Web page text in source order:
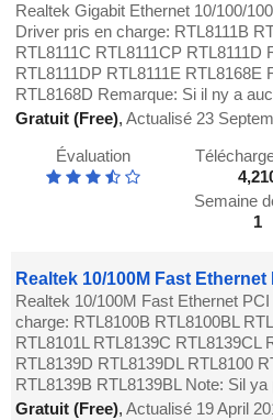
Realtek Gigabit Ethernet 10/100/
Driver pris en charge: RTL8111B
RTL8111C RTL8111CP RTL8111D
RTL8111DP RTL8111E RTL8168E
RTL8168D Remarque: Si il ny a
Gratuit (Free),Actualisé 23
Évaluation
Semaine
1
Realtek 10/100M Fast Ethernet
Realtek 10/100M Fast Ethernet
charge: RTL8100B RTL8100BL
RTL8101L RTL8139C RTL8139CL
RTL8139D RTL8139DL RTL8100
RTL8139B RTL8139BL Note: Sil ya
Gratuit (Free),Actualisé 19 April